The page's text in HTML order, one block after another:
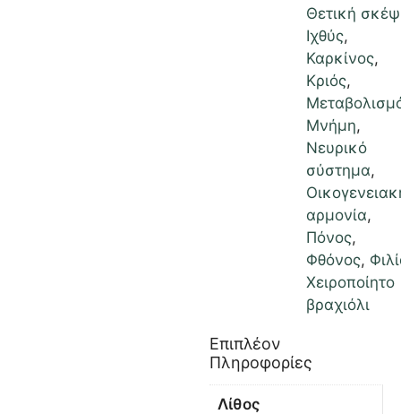
Θετική
Ιχθύς,
Καρκίνος,
Κριός,
Μνήμη,
Νευρικό
σύστημα,
αρμονία,
Πόνος,
Φθόνος,
Χειροποίητο
βραχιόλι
Επιπλέον
Πληροφορίες
Λίθος